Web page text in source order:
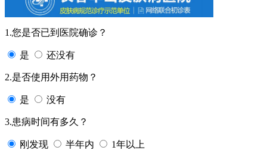
1.您是否已到医院确诊？
是 还没有
2.是否使用外用药物？
是 没有
3.患病时间有多久？
刚发现 半年内 1年以上